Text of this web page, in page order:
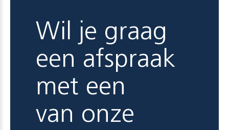
Wil je graag
een afspraak
met een
van onze